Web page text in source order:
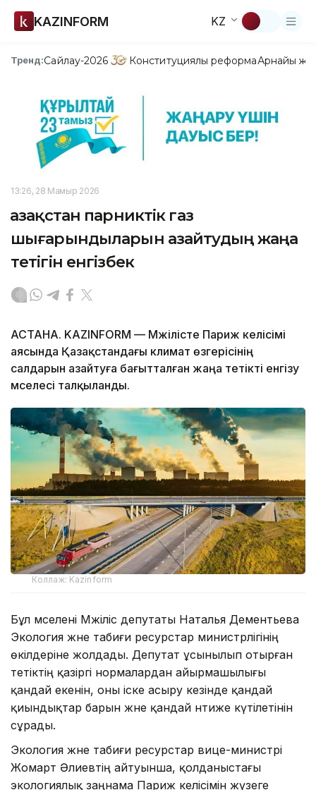
KAZINFORM KZ
Тренд:Сайлау-2026 Конституциялық реформаАрнайы
13:26, 28 Мамыр 2026
Қазақстан парниктік газ
шығарындыларын азайтудың жаңа
тетігін енгізбек
АСТАНА. KAZINFORM — Мәжілісте Париж келісімі
аясында Қазақстандағы климат өзгерісінің
салдарын азайтуға бағытталған жаңа тетікті енгізу
мәселесі талқыланды.
Коллаж: Kazinform
Бұл мәселені Мәжіліс депутаты Наталья Дементьева
Экология және табиғи ресурстар министрлігінің
өкілдеріне жолдады. Депутат ұсынылып отырған
тетіктің қазіргі нормалардан айырмашылығы
қандай екенін, оны іске асыру кезінде қандай
қиындықтар барын және қандай нәтиже күтілетінін
сұрады.
Экология және табиғи ресурстар вице-министрі
Жомарт Әлиевтің айтуынша, қолданыстағы
экологиялық заңнама Париж келісімін жүзеге